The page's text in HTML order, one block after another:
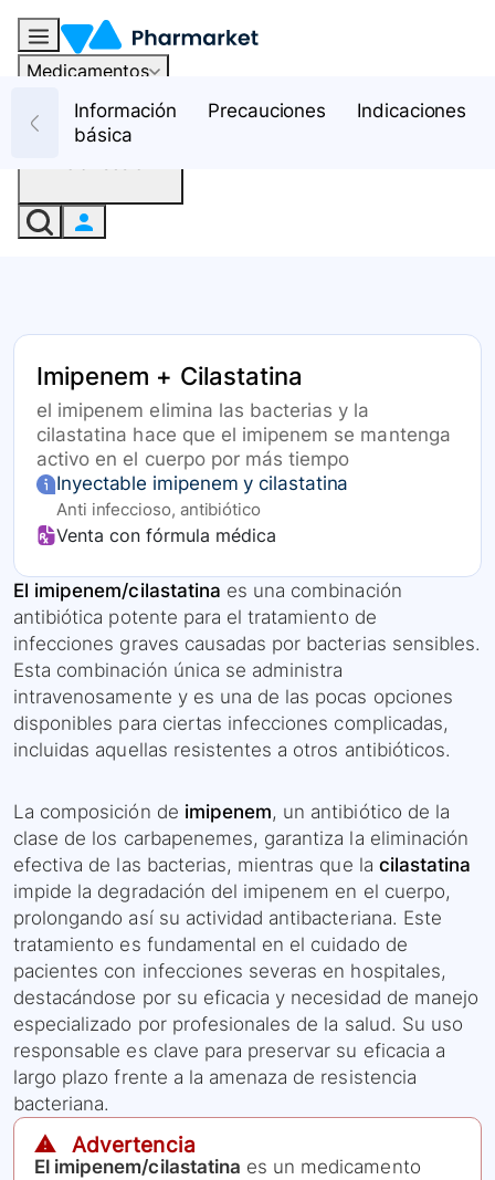
Medicamentos
RecursosInformación
básica
Precauciones Indicaciones
Imipenem + Cilastatina
el imipenem elimina las bacterias y la
cilastatina hace que el imipenem se mantenga
activo en el cuerpo por más tiempo
Inyectable imipenem y cilastatina
Anti infeccioso, antibiótico
Venta con fórmula médica
El imipenem/cilastatina es una combinación
antibiótica potente para el tratamiento de
infecciones graves causadas por bacterias sensibles.
Esta combinación única se administra
intravenosamente y es una de las pocas opciones
disponibles para ciertas infecciones complicadas,
incluidas aquellas resistentes a otros antibióticos.
La composición de imipenem, un antibiótico de la
clase de los carbapenemes, garantiza la eliminación
efectiva de las bacterias, mientras que la cilastatina
impide la degradación del imipenem en el cuerpo,
prolongando así su actividad antibacteriana. Este
tratamiento es fundamental en el cuidado de
pacientes con infecciones severas en hospitales,
destacándose por su eficacia y necesidad de manejo
especializado por profesionales de la salud. Su uso
responsable es clave para preservar su eficacia a
largo plazo frente a la amenaza de resistencia
bacteriana.
⚠️ Advertencia
El imipenem/cilastatina es un medicamento